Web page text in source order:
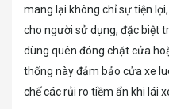
mang lại không chỉ sự tiện
cho người sử dụng, đặc biệt
dùng quên đóng chặt cửa
thống này đảm bảo cửa xe
chế các rủi ro tiềm ẩn khi lái